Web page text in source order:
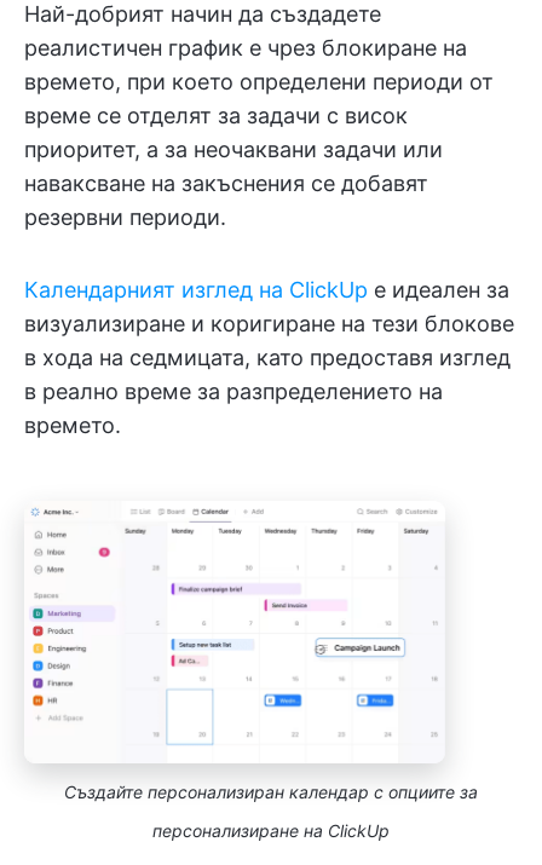
Най-добрият начин да създадете
реалистичен график е чрез блокиране на
времето, при което определени периоди от
време се отделят за задачи с висок
приоритет, а за неочаквани задачи или
наваксване на закъснения се добавят
резервни периоди.
Календарният изглед на ClickUp е идеален за
визуализиране и коригиране на тези блокове
в хода на седмицата, като предоставя изглед
в реално време за разпределението на
времето.
Създайте персонализиран календар с опциите за
персонализиране на ClickUp